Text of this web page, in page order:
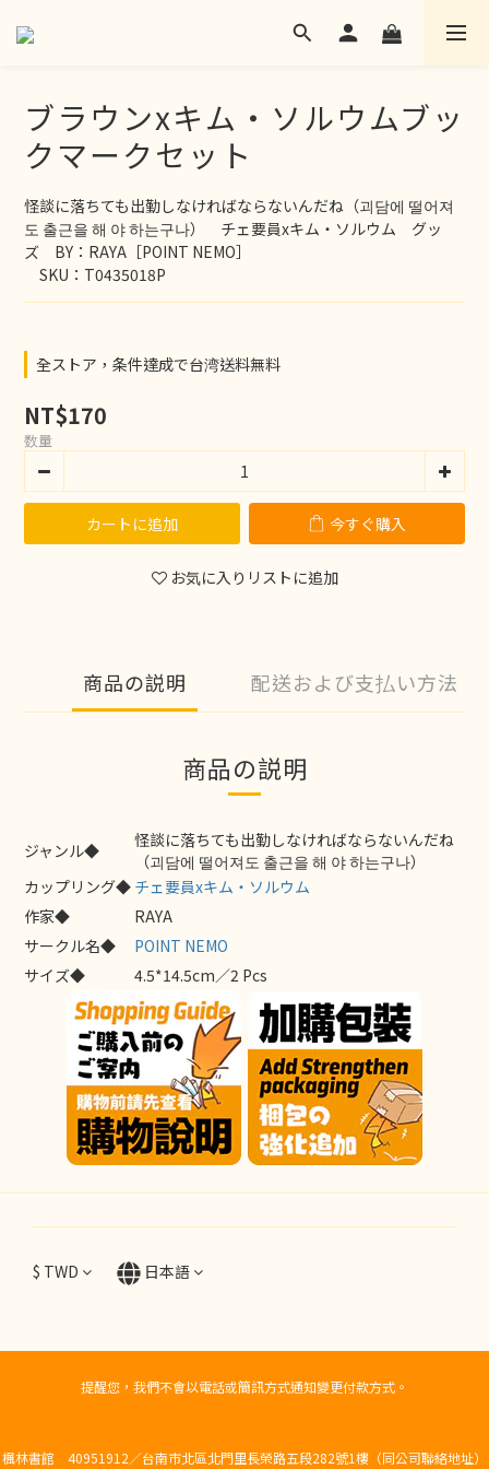
ブラウンxキム・ソルウムブッ
クマークセット
怪談に落ちても出勤しなければならないんだね（괴담에 떨어져
도 출근을 해 야 하는구나）　チェ要員xキム・ソルウム　グッ
ズ　BY：RAYA［POINT NEMO］
SKU：T0435018P
全ストア，条件達成で台湾送料無料
NT$170
数量
カートに追加 今すぐ購入
お気に入りリストに追加
商品の説明 配送および支払い方法
商品の説明
ジャンル◆
怪談に落ちても出勤しなければならないんだね
（괴담에 떨어져도 출근을 해 야 하는구나）
カップリング◆ チェ要員xキム・ソルウム
作家◆
RAYA
サークル名◆
POINT NEMO
サイズ◆
4.5*14.5cm／2 Pcs
$ TWD 日本語
提醒您，我們不會以電話或簡訊方式通知變更付款方式。
楓林書館 40951912／台南市北區北門里長榮路五段282號1樓（同公司聯絡地址）